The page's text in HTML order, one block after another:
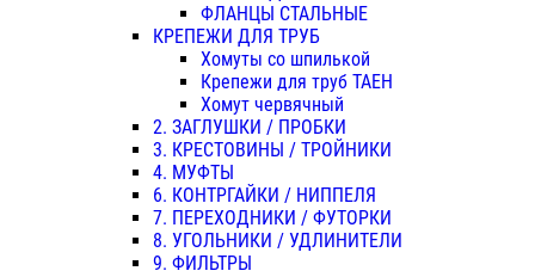
ФЛАНЦЫ СТАЛЬНЫЕ
КРЕПЕЖИ ДЛЯ ТРУБ
Хомуты со шпилькой
Крепежи для труб ТАЕН
Хомут червячный
2. ЗАГЛУШКИ / ПРОБКИ
3. КРЕСТОВИНЫ / ТРОЙНИКИ
4. МУФТЫ
6. КОНТРГАЙКИ / НИППЕЛЯ
7. ПЕРЕХОДНИКИ / ФУТОРКИ
8. УГОЛЬНИКИ / УДЛИНИТЕЛИ
9. ФИЛЬТРЫ